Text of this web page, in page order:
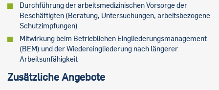
Durchführung der arbeitsmedizinischen Vorsorge der
Beschäftigten (Beratung, Untersuchungen, arbeitsbezogene
Schutzimpfungen)
Mitwirkung beim Betrieblichen Eingliederungsmanagement
(BEM) und der Wiedereingliederung nach längerer
Arbeitsunfähigkeit
Zusätzliche Angebote